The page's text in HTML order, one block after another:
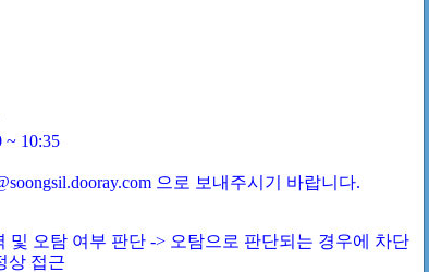
~ 10:35
으로 보내주시기 바랍니다.
및 오탐 여부 판단 -> 오탐으로 판단되는 경우에 차단
상 접근